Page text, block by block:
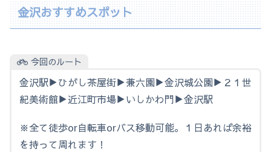
金沢おすすめスポット
今回のルート
金沢駅▶ひがし茶屋街▶兼六園▶金沢城公園▶２１世
紀美術館▶近江町市場▶いしかわ門▶金沢駅
※全て徒歩or自転車orバス移動可能。１日あれば余裕
を持って周れます！